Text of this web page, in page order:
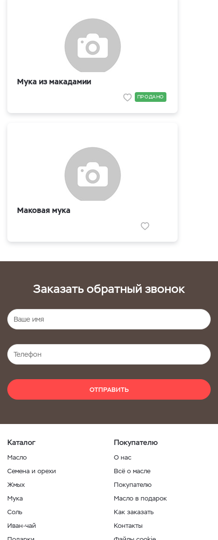
Мука из макадамии
ПРОДАНО
Маковая мука
Заказать обратный звонок
ОТПРАВИТЬ
Каталог
Масло
Семена и орехи
Жмых
Мука
Соль
Иван-чай
Покупателю
О нас
Всё о масле
Покупателю
Масло в подарок
Как заказать
Контакты